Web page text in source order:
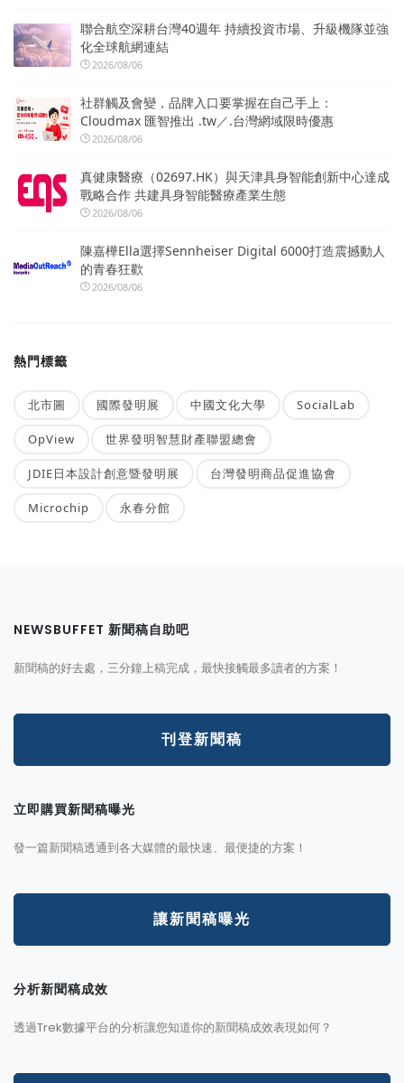
聯合航空深耕台灣40週年 持續投資市場、升級機隊並強
化全球航網連結
2026/08/06
社群觸及會變，品牌入口要掌握在自己手上：
Cloudmax 匯智推出 .tw／.台灣網域限時優惠
2026/08/06
真健康醫療（02697.HK）與天津具身智能創新中心達成
戰略合作 共建具身智能醫療產業生態
2026/08/06
陳嘉樺Ella選擇Sennheiser Digital 6000打造震撼動人
的青春狂歡
2026/08/06
熱門標籤
北市圖 國際發明展 中國文化大學 SocialLab
OpView 世界發明智慧財產聯盟總會
JDIE日本設計創意暨發明展 台灣發明商品促進協會
Microchip 永春分館
NEWSBUFFET 新聞稿自助吧
新聞稿的好去處，三分鐘上稿完成，最快接觸最多讀者的方案！
刊登新聞稿
立即購買新聞稿曝光
發一篇新聞稿透通到各大媒體的最快速、最便捷的方案！
讓新聞稿曝光
分析新聞稿成效
透過Trek數據平台的分析讓您知道你的新聞稿成效表現如何？